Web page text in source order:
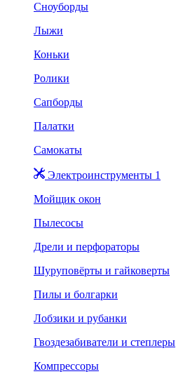
Сноуборды
Лыжи
Коньки
Ролики
Сапборды
Палатки
Самокаты
Электроинструменты 1
Мойщик окон
Пылесосы
Дрели и перфораторы
Шуруповёрты и гайковерты
Пилы и болгарки
Лобзики и рубанки
Гвоздезабиватели и степлеры
Компрессоры